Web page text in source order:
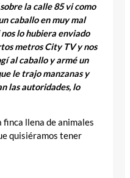
sobre la calle 85 vi como
caballo en muy mal
lo hubiera enviado
metros City TV y nos
al caballo y armé un
le trajo manzanas y
las autoridades, lo
finca llena de animales
quisiéramos tener